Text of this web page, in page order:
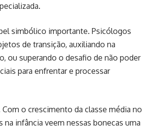
simbólico importante. Psicólogos
de transição, auxiliando na
ou superando o desafio de não poder
para enfrentar e processar
o crescimento da classe média no
infância veem nessas bonecas uma